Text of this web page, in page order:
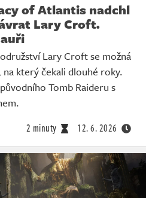
of Atlantis nadchl
Lary Croft.
Lary Croft se možná
který čekali dlouhé roky.
Tomb Raideru s
2 minuty 12. 6. 2026